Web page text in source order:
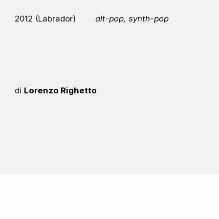
2012 (Labrador) alt-pop, synth-pop
di Lorenzo Righetto